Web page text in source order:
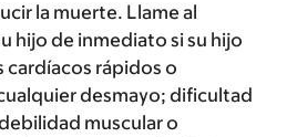
la muerte. Llame al
hijo de inmediato si su hijo
rápidos o
desmayo; dificultad
muscular o